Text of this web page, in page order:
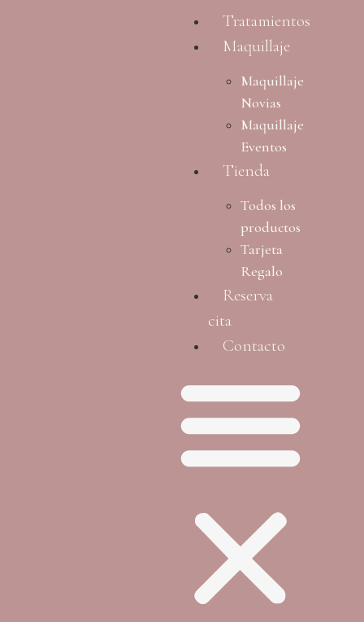
Tratamientos
Maquillaje
Maquillaje
Novias
Maquillaje
Eventos
Tienda
Todos los
productos
Tarjeta
Regalo
Reserva
cita
Contacto